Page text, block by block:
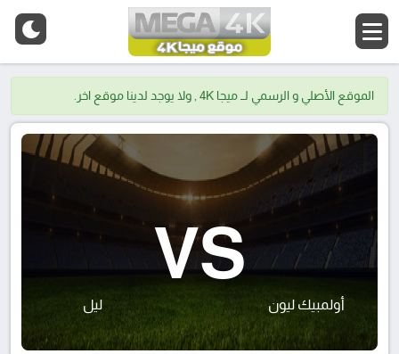
الموقع الأصلي و الرسمي لــ ميجا 4K , ولا يوجد لدينا موقع اخر.
أولمبيك ليون
VS
ليل